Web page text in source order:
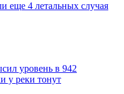
еще 4 летальных случая
уровень в 942
у реки тонут